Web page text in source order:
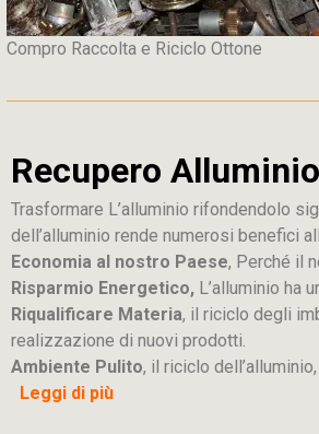
Compro Raccolta e Riciclo Ottone
Recupero
Trasformare L’alluminio rifondendolo
dell’alluminio rende numerosi benefici
Economia al nostro Paese, Perché il
Risparmio Energetico, L’alluminio ha
Riqualificare Materia, il riciclo degli
realizzazione di nuovi prodotti.
Ambiente Pulito, il riciclo
Leggi di più